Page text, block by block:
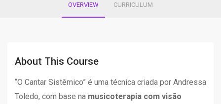
OVERVIEW CURRICULUM
About This Course
“O Cantar Sistêmico” é uma técnica criada por Andressa
Toledo, com base na musicoterapia com visão